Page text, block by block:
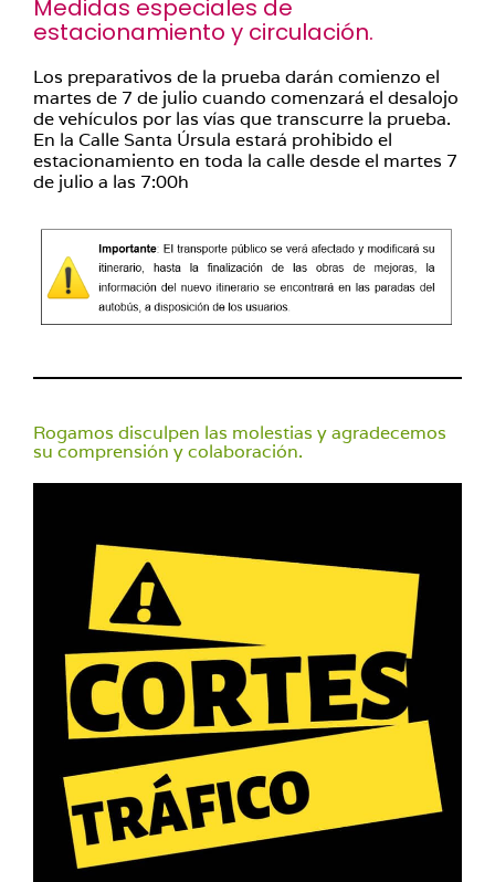
Medidas especiales de
estacionamiento y circulación.
Los preparativos de la prueba darán comienzo el
martes de 7 de julio cuando comenzará el desalojo
de vehículos por las vías que transcurre la prueba.
En la Calle Santa Úrsula estará prohibido el
estacionamiento en toda la calle desde el martes 7
de julio a las 7:00h
Rogamos disculpen las molestias y agradecemos
su comprensión y colaboración.